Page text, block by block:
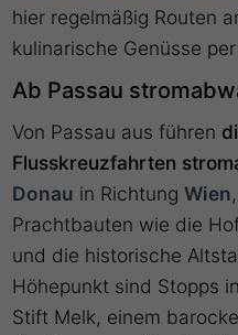
hier regelmäßig Routen
kulinarische Genüsse
Ab Passau
Von Passau aus führen
Flusskreuzfahrten
Donau in RichtungWien
Prachtbauten wie die
und die historische
Höhepunkt sind Stopps in
Stift Melk, einem